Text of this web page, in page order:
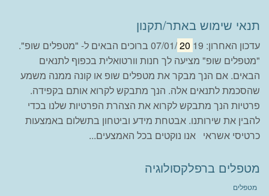
תנאי שימוש באתר/תקנון
עדכון האחרון: 07/01/ 20
19 ברוכים הבאים ל- "מטפלים שופ".
"מטפלים שופ" מציעה לך חנות וורטואלית בכפוף לתנאים
הבאים. אם הנך מבקר את מטפלים שופ או קונה ממנה משמע
שהסכמת לתנאים אלה. הנך מתבקש לקרוא אותם בקפידה.
פרטיות הנך מתבקש לקרוא את הצהרת הפרטיות שלנו בכדי
להבין את שירותנו. אבטחת מידע וביטחון בתשלום באמצעות
כרטיסי אשראי אנו נוקטים בכל האמצעים...
מטפלים ברפלקסולוגיה
מטפלים